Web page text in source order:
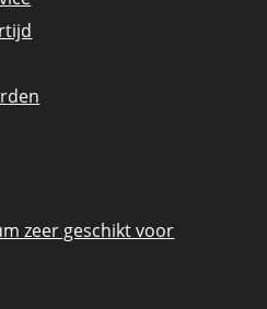
zeer geschikt voor